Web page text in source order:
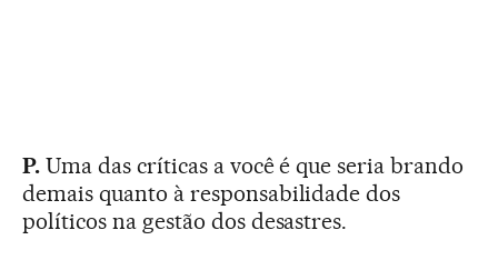
P. Uma das críticas a você é que seria brando
demais quanto à responsabilidade dos
políticos na gestão dos desastres.